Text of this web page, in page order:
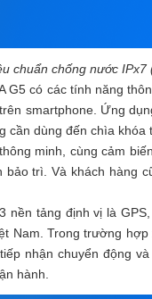
chuẩn chống nước
G5 có các tính năng
smartphone. Ứng
cần dùng đến chìa
minh, cùng cảm
bảo trì. Và khách hàng
nền tảng định vị là
Nam. Trong trường
nhận chuyển động
hành.